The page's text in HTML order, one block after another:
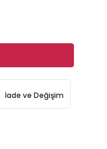
İade ve Değişim